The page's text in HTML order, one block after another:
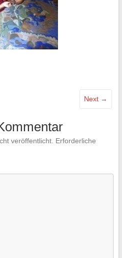
Next →
veröffentlicht. Erforderliche